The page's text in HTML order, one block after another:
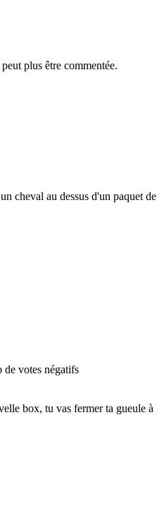
plus être commentée.
cheval au dessus d'un paquet de
de votes négatifs
box, tu vas fermer ta gueule à